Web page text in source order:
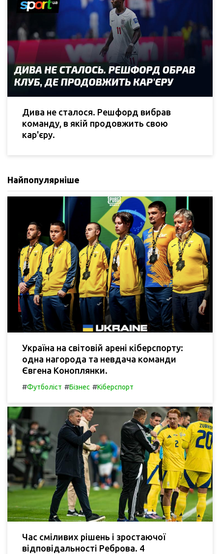
Дива не сталося. Решфорд вибрав
команду, в якій продовжить свою
кар'єру.
Найпопулярніше
Україна на світовій арені кіберспорту:
одна нагорода та невдача команди
Євгена Коноплянки.
#Футболіст #Бізнес #Кіберспорт
Час сміливих рішень і зростаючої
відповідальності Реброва. 4